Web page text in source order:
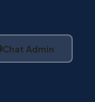
Chat Admin